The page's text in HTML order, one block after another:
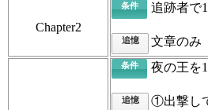
Chapter2
条件 追跡者で
追憶 文章のみ
条件 夜の王を
追憶
①出撃し